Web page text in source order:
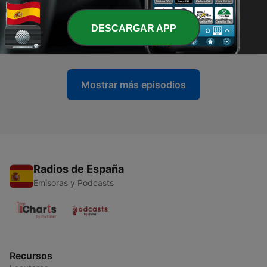
15 sep. 2023
25 - Jack Kevorkian: el asesino de la eutanasia
18 ago. 2023
Mostrar más episodios
Radios de España
Emisoras y Podcasts
Recursos
DESCARGAR APP